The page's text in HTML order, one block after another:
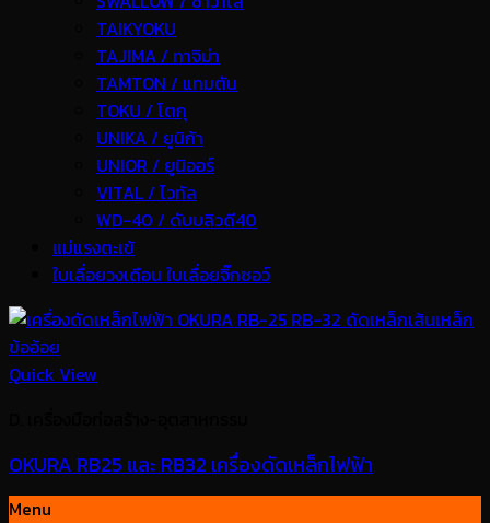
TAIKYOKU
TAJIMA / ทาจิม่า
TAMTON / แทมตัน
TOKU / โตกุ
UNIKA / ยูนิก้า
UNIOR / ยูนิออร์
VITAL / ไวทัล
WD-40 / ดับบลิวดี40
แม่แรงตะเข้
ใบเลื่อยวงเดือน ใบเลื่อยจิ๊กซอว์
Quick View
OKURA RB25 เเละ RB32 เครื่องดัดเหล็กไฟฟ้า
Menu